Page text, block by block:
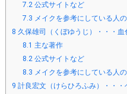
7.2 公式サイトなど
7.3 メイクを参考にしている人
8 久保雄司（くぼゆうじ）・・・血
8.1 主な著作
8.2 公式サイトなど
8.3 メイクを参考にしている人
9 計良宏文（けらひろふみ）・・・